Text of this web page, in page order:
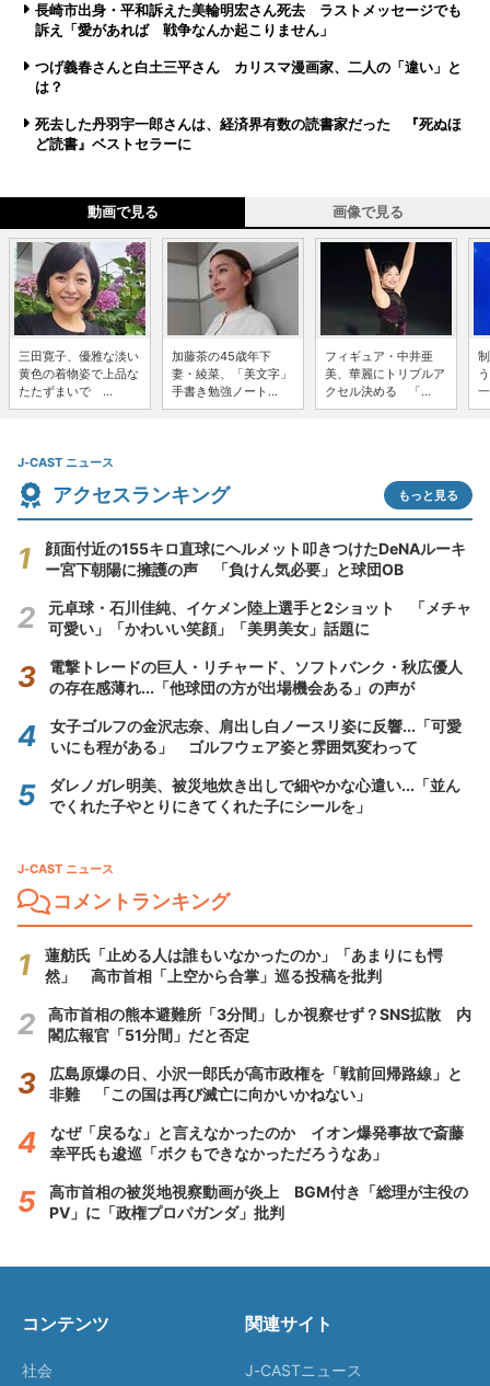
長崎市出身・平和訴えた美輪明宏さん死去 ラストメッセージでも
訴え「愛があれば 戦争なんか起こりません」
つげ義春さんと白土三平さん カリスマ漫画家、二人の「違い」と
は？
死去した丹羽宇一郎さんは、経済界有数の読書家だった 『死ぬほ
ど読書』ベストセラーに
動画で見る 画像で見る
三田寛子、優雅な淡い
黄色の着物姿で上品な
たたずまいで ...
加藤茶の45歳年下
妻・綾菜、「美文字」
手書き勉強ノート...
フィギュア・中井亜
美、華麗にトリプルア
クセル決める 「...
J-CAST ニュース
アクセスランキング もっと見る
顔面付近の155キロ直球にヘルメット叩きつけたDeNAルーキ
ー宮下朝陽に擁護の声 「負けん気必要」と球団OB
元卓球・石川佳純、イケメン陸上選手と2ショット 「メチャ
可愛い」「かわいい笑顔」「美男美女」話題に
電撃トレードの巨人・リチャード、ソフトバンク・秋広優人
の存在感薄れ...「他球団の方が出場機会ある」の声が
女子ゴルフの金沢志奈、肩出し白ノースリ姿に反響...「可愛
いにも程がある」 ゴルフウェア姿と雰囲気変わって
ダレノガレ明美、被災地炊き出しで細やかな心遣い...「並ん
でくれた子やとりにきてくれた子にシールを」
J-CAST ニュース
コメントランキング
蓮舫氏「止める人は誰もいなかったのか」「あまりにも愕
然」 高市首相「上空から合掌」巡る投稿を批判
高市首相の熊本避難所「3分間」しか視察せず？SNS拡散 内
閣広報官「51分間」だと否定
広島原爆の日、小沢一郎氏が高市政権を「戦前回帰路線」と
非難 「この国は再び滅亡に向かいかねない」
なぜ「戻るな」と言えなかったのか イオン爆発事故で斎藤
幸平氏も逡巡「ボクもできなかっただろうなあ」
高市首相の被災地視察動画が炎上 BGM付き「総理が主役の
PV」に「政権プロパガンダ」批判
コンテンツ
社会
関連サイト
J-CASTニュース